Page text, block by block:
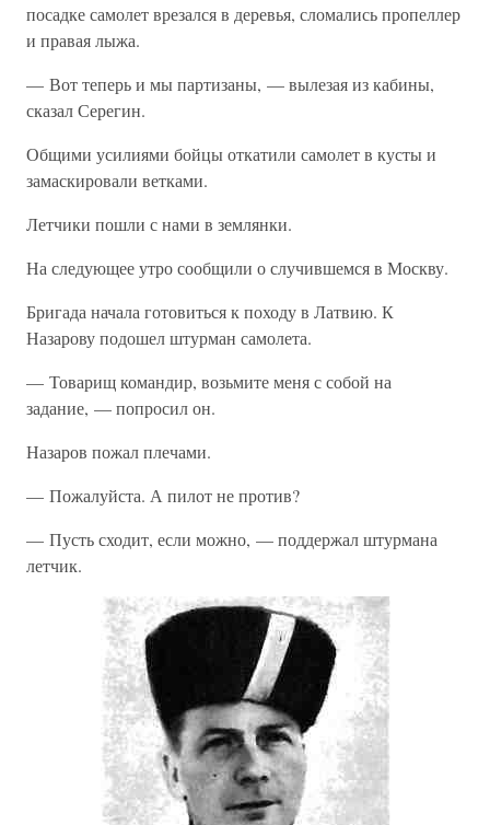
посадке самолет врезался в деревья, сломались пропеллер
и правая лыжа.
— Вот теперь и мы партизаны, — вылезая из кабины,
сказал Серегин.
Общими усилиями бойцы откатили самолет в кусты и
замаскировали ветками.
Летчики пошли с нами в землянки.
На следующее утро сообщили о случившемся в Москву.
Бригада начала готовиться к походу в Латвию. К
Назарову подошел штурман самолета.
— Товарищ командир, возьмите меня с собой на
задание, — попросил он.
Назаров пожал плечами.
— Пожалуйста. А пилот не против?
— Пусть сходит, если можно, — поддержал штурмана
летчик.